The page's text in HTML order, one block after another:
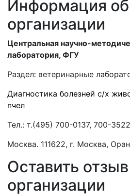
Информация об
организации
Центральная научно-
лаборатория, ФГУ
Раздел: ветеринарные
Диагностика болезней с/х
пчел
Тел.: т.(495) 700-0137, 700-3522
Москва. 111622, г. Москва,
Оставить
организации